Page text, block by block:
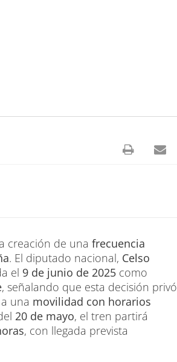
creación de una frecuencia
. El diputado nacional, Celso
el 9 de junio de 2025 como
, señalando que esta decisión privó
una movilidad con horarios
20 de mayo, el tren partirá
, con llegada prevista